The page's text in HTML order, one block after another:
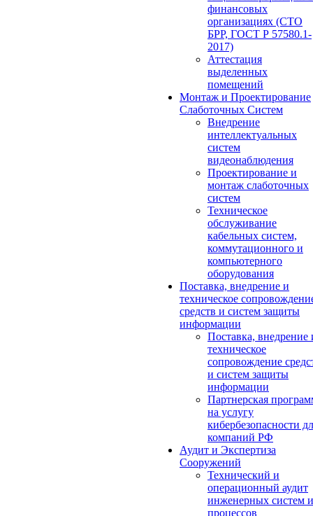
финансовых
организациях (СТО
БРР, ГОСТ Р 57580.1-
2017)
Аттестация
выделенных
помещений
Монтаж и Проектирование
Слаботочных Систем
Внедрение
интеллектуальных
систем
видеонаблюдения
Проектирование и
монтаж слаботочных
систем
Техническое
обслуживание
кабельных систем,
коммутационного и
компьютерного
оборудования
Поставка, внедрение и
техническое
средств и систем защиты
информации
Поставка, внедрение
техническое
сопровождение
и систем защиты
информации
Партнерская
на услугу
кибербезопасности
компаний РФ
Аудит и Экспертиза
Сооружений
Технический и
операционный аудит
инженерных систем и
процессов